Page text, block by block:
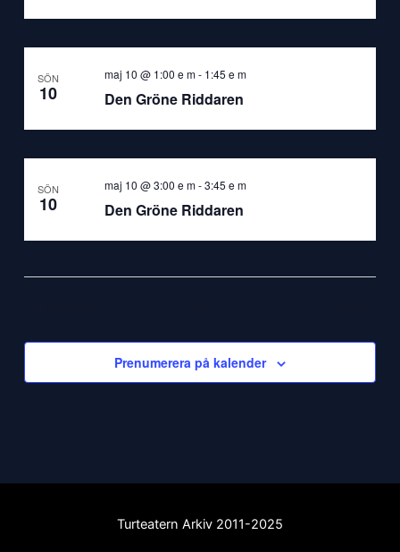
SÖN
10 Den Gröne Riddaren
maj 10 @ 1:00 e m- 1:45 e m
SÖN
10 Den Gröne Riddaren
maj 10 @ 3:00 e m-3:45 e m
Prenumerera på kalender
Turteatern Arkiv 2011-2025